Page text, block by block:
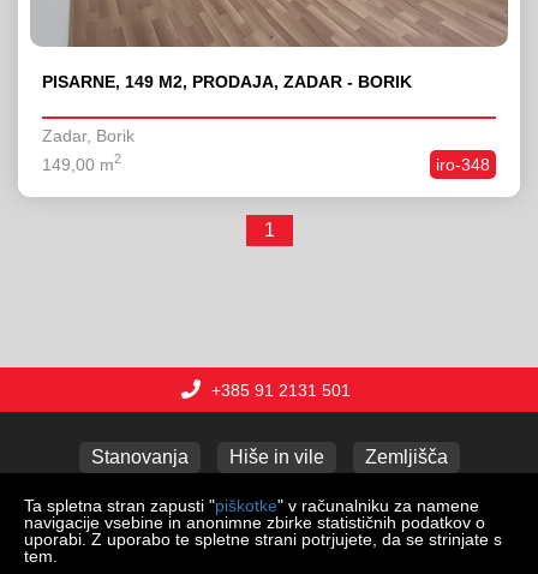
PISARNE, 149 M2, PRODAJA, ZADAR - BORIK
Zadar, Borik
iro-348
149,00 m2
1
+385 91 2131 501
Stanovanja Hiše in vile Zemljišča
Poslovni prostori Apartmaji Garaže
Ta spletna stran zapusti "piškotke" v računalniku za namene
navigacije vsebine in anonimne zbirke statističnih podatkov o
uporabi. Z uporabo te spletne strani potrjujete, da se strinjate s
tem.